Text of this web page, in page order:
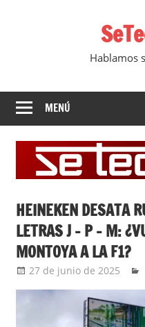
Hablamos
MENÚ
HEINEKEN DESATA
LETRAS J – P – M:
MONTOYA A LA F1?
27 de junio de 2025